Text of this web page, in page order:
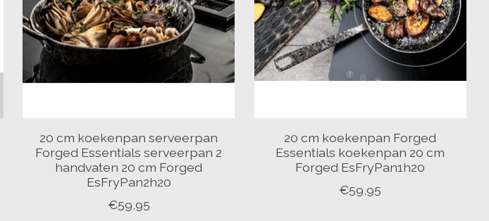
20 cm koekenpan serveerpan
Forged Essentials serveerpan 2
handvaten 20 cm Forged
EsFryPan2h20
€59,95
20 cm koekenpan Forged
Essentials koekenpan 20 cm
Forged EsFryPan1h20
€59,95